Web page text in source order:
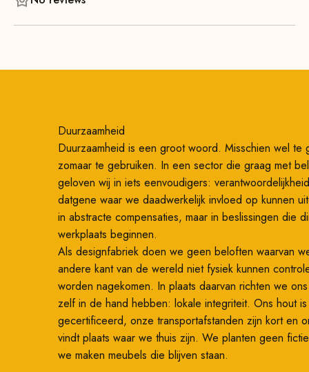
Duurzaamheid
Duurzaamheid is een groot woord. Misschien wel te
zomaar te gebruiken. In een sector die graag met
geloven wij in iets eenvoudigers:
datgene waar we daadwerkelijk invloed op kunnen
in abstracte compensaties, maar in beslissingen die
werkplaats beginnen.
Als designfabriek doen we geen beloften waarvan
andere kant van de wereld niet fysiek kunnen
worden nagekomen. In plaats daarvan richten we
zelf in de hand hebben: lokale integriteit. Ons hout is
gecertificeerd, onze transportafstanden zijn kort en
vindt plaats waar we thuis zijn. We planten geen
we maken meubels die blijven staan.